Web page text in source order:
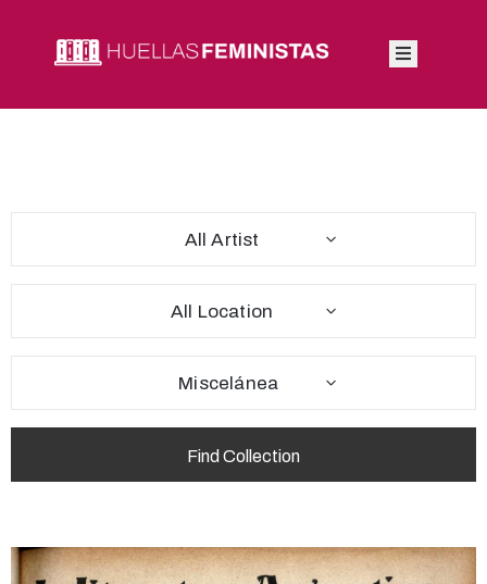
Inicio
All Artist
All Location
Miscelánea